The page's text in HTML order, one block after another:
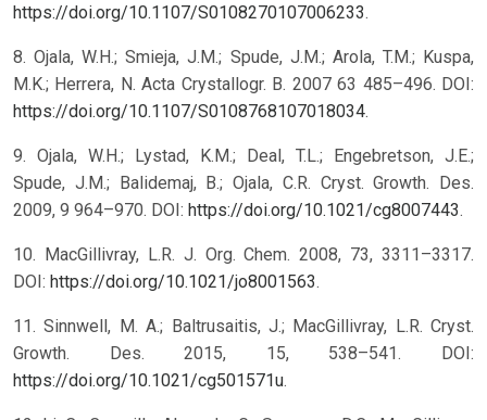
https://doi.org/10.1107/S0108270107006233.
8. Ojala, W.H.; Smieja, J.M.; Spude, J.M.; Arola, T.M.; Kuspa,
M.K.; Herrera, N. Acta Crystallogr. B. 2007 63 485–496. DOI:
https://doi.org/10.1107/S0108768107018034.
9. Ojala, W.H.; Lystad, K.M.; Deal, T.L.; Engebretson, J.E.;
Spude, J.M.; Balidemaj, B.; Ojala, C.R. Cryst. Growth. Des.
2009, 9 964–970. DOI: https://doi.org/10.1021/cg8007443.
10. MacGillivray, L.R. J. Org. Chem. 2008, 73, 3311–3317.
DOI: https://doi.org/10.1021/jo8001563.
11. Sinnwell, M. A.; Baltrusaitis, J.; MacGillivray, L.R. Cryst.
Growth. Des. 2015, 15, 538–541. DOI:
https://doi.org/10.1021/cg501571u.